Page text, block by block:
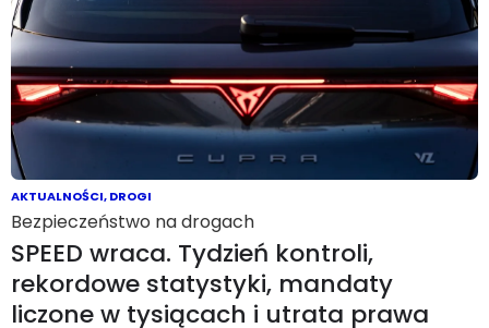
AKTUALNOŚCI,DROGI
Bezpieczeństwo na drogach
SPEED wraca. Tydzień kontroli,
rekordowe statystyki, mandaty
liczone w tysiącach i utrata prawa